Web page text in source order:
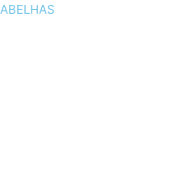
ABELHAS